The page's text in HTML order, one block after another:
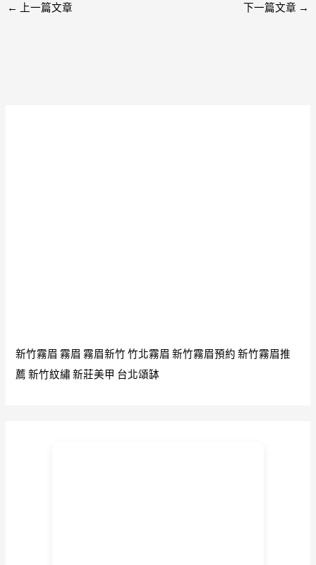
← 上一篇文章 下一篇文章 →
新竹霧眉 霧眉 霧眉新竹 竹北霧眉 新竹霧眉預約 新竹霧眉推
薦 新竹紋繡 新莊美甲 台北頌缽